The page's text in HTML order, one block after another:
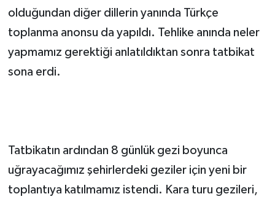
olduğundan diğer dillerin yanında Türkçe
toplanma anonsu da yapıldı. Tehlike anında neler
yapmamız gerektiği anlatıldıktan sonra tatbikat
sona erdi.
Tatbikatın ardından 8 günlük gezi boyunca
uğrayacağımız şehirlerdeki geziler için yeni bir
toplantıya katılmamız istendi. Kara turu gezileri,